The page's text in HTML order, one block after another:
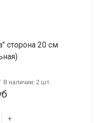
сторона 20 см
В наличии: 2 шт.
+